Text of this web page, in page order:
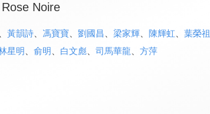
Noire
黃韻詩、 馮寶寶、 劉國昌 梁家輝、 陳輝虹 葉榮祖
星明 俞明 白文彪、 司馬華龍 方萍